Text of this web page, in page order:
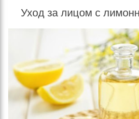
Уход за лицом с